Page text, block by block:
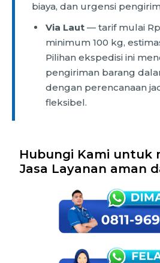
biaya, dan urgensi
Via Laut — tarif mulai
minimum 100 kg,
Pilihan ekspedisi ini
pengiriman barang
dengan perencanaan
fleksibel.
Hubungi Kami untuk
Jasa Layanan aman